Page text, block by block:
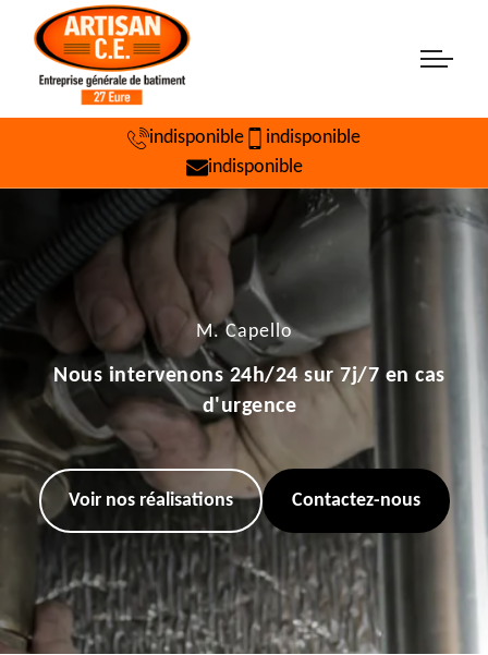
indisponible
indisponible
indisponible
M. Capello
Nous intervenons 24h/24 sur 7j/7 en cas
d'urgence
Voir nos réalisations Contactez-nous